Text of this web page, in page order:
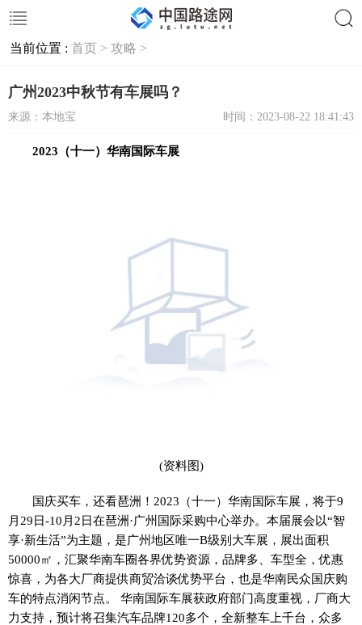
当前位置 : 首页 > 攻略 >
广州2023中秋节有车展吗？
来源：本地宝 时间：2023-08-22 18:41:43
2023（十一）华南国际车展
(资料图)
国庆买车，还看琶洲！2023（十一）华南国际车展，将于9
月29日-10月2日在琶洲·广州国际采购中心举办。本届展会以“智
享·新生活”为主题，是广州地区唯一B级别大车展，展出面积
50000㎡，汇聚华南车圈各界优势资源，品牌多、车型全，优惠
惊喜，为各大厂商提供商贸洽谈优势平台，也是华南民众国庆购
车的特点消闲节点。 华南国际车展获政府部门高度重视，厂商大
力支持，预计将召集汽车品牌120多个，全新整车上千台，众多